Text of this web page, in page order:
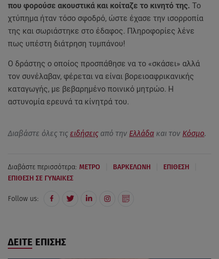
που φορούσε ακουστικά και κοίταζε το κινητό της. Το
χτύπημα ήταν τόσο σφοδρό, ώστε έχασε την ισορροπία
της και σωριάστηκε στο έδαφος. Πληροφορίες λένε
πως υπέστη διάτρηση τυμπάνου!
Ο δράστης ο οποίος προσπάθησε να το «σκάσει» αλλά
τον συνέλαβαν, φέρεται να είναι βορειοαφρικανικής
καταγωγής, με βεβαρημένο ποινικό μητρώο. Η
αστυνομία ερευνά τα κίνητρά του.
Διαβάστε όλες τις ειδήσεις από την Ελλάδα και τον Κόσμο.
Διαβάστε περισσότερα: ΜΕΤΡΟ ΒΑΡΚΕΛΩΝΗ ΕΠΙΘΕΣΗ
ΕΠΙΘΕΣΗ ΣΕ ΓΥΝΑΙΚΕΣ
Follow us:
ΔΕΙΤΕ ΕΠΙΣΗΣ